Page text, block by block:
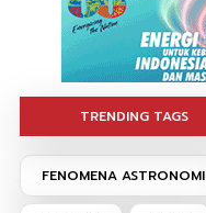
TRENDING TAGS
FENOMENA ASTRONOMI